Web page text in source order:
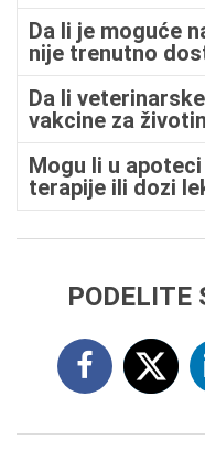
Da li je moguće
nije trenutno
Da li
vakcine za
Mogu li u
terapije ili dozi